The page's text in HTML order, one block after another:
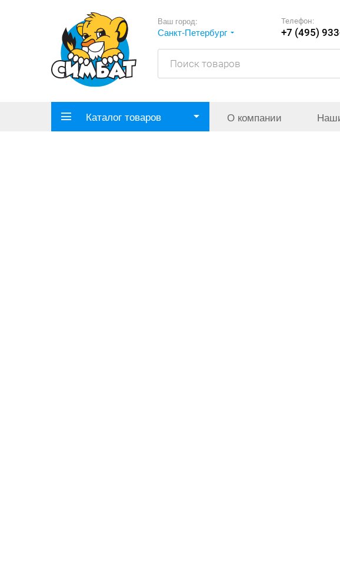
Ваш город:
Санкт-Петербург
Телефон:
+7 (495)
Каталог товаров О компании